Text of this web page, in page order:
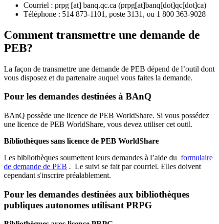
Courriel : prpg [at] banq.qc.ca (prpg[at]banq[dot]qc[dot]ca)
Téléphone : 514 873-1101, poste 3131, ou 1 800 363-9028
Comment transmettre une demande de
PEB?
La façon de transmettre une demande de PEB dépend de l’outil dont
vous disposez et du partenaire auquel vous faites la demande.
Pour les demandes destinées à BAnQ
BAnQ possède une licence de PEB WorldShare. Si vous possédez
une licence de PEB WorldShare, vous devez utiliser cet outil.
Bibliothèques sans licence de PEB WorldShare
Les bibliothèques soumettent leurs demandes à l’aide du formulaire
de demande de PEB . Le suivi se fait par courriel. Elles doivent
cependant s'inscrire préalablement.
Pour les demandes destinées aux bibliothèques
publiques autonomes utilisant PRPG